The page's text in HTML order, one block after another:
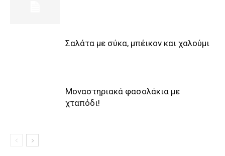
Σαλάτα με σύκα, μπέικον και χαλούμι
Μοναστηριακά φασολάκια με
χταπόδι!